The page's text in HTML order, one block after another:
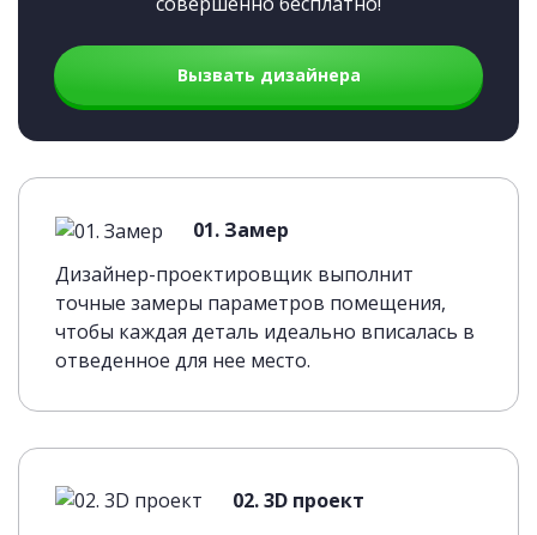
Вызвать дизайнера
01. Замер
Дизайнер-проектировщик выполнит
точные замеры параметров помещения,
чтобы каждая деталь идеально вписалась в
отведенное для нее место.
02. 3D проект